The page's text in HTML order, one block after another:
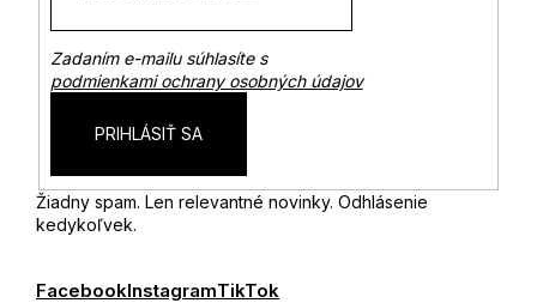
Zadaním e-mailu súhlasíte s
podmienkami ochrany osobných údajov
PRIHLÁSIŤ SA
Žiadny spam. Len relevantné novinky. Odhlásenie
kedykoľvek.
FacebookInstagramTikTok